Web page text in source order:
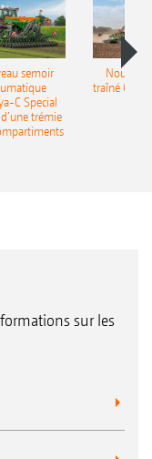
semoir
C Special
trémie
traîné
sur les